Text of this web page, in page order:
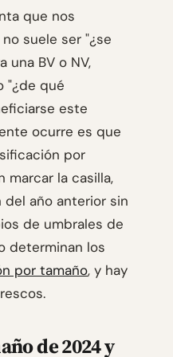
que nos
suele ser "¿se
una BV o NV,
"¿de qué
este
ocurre es que
por
marcar la casilla,
año anterior sin
de umbrales de
determinan los
por tamaño, y hay
de 2024 y